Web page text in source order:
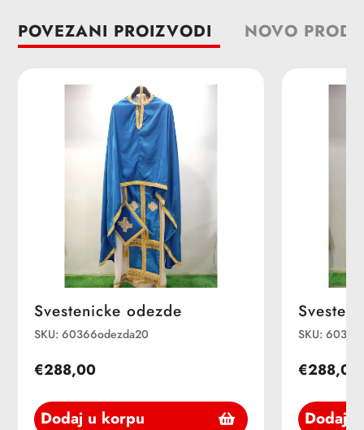
POVEZANI PROIZVODI NOVO
Svestenicke odezde
SKU: 60366odezda20
€288,00
Dodaj u korpu
SKU:
€288,00
Dodaj